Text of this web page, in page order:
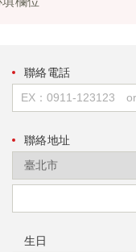
聯絡電話
聯絡地址
生日